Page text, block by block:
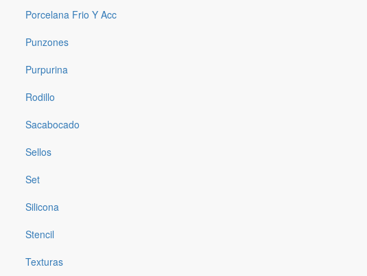
Porcelana Frio Y Acc
Punzones
Purpurina
Rodillo
Sacabocado
Sellos
Set
Silicona
Stencil
Texturas